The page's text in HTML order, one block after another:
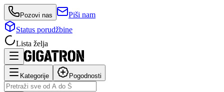
Pozovi nas
Piši nam
Status porudžbine
Lista želja
Kategorije Pogodnosti